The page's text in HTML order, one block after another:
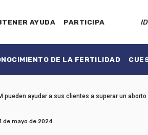
AYUDA PARTICIPA
DE LA FERTILIDAD
pueden ayudar a sus clientes a superar un
de mayo de 2024